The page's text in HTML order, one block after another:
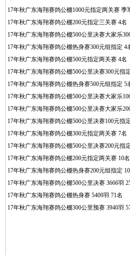
17年秋广东海翔赛鸽公棚1000元指定两关赛 季
17年秋广东海翔赛鸽公棚200元指定三关赛 4名
17年秋广东海翔赛鸽公棚500公里决赛大家乐
17年秋广东海翔赛鸽公棚热身赛300元组指定 4
17年秋广东海翔赛鸽公棚500元指定两关赛 4名
17年秋广东海翔赛鸽公棚500公里决赛300元指
17年秋广东海翔赛鸽公棚热身赛500元组指定 5
17年秋广东海翔赛鸽公棚500公里决赛大家乐
17年秋广东海翔赛鸽公棚500公里决赛大家乐
17年秋广东海翔赛鸽公棚500公里决赛100元指
17年秋广东海翔赛鸽公棚300元指定两关赛 7名
17年秋广东海翔赛鸽公棚500公里决赛200元指
17年秋广东海翔赛鸽公棚200元指定两关赛 10名
17年秋广东海翔赛鸽公棚热身赛200元组指定
17年秋广东海翔赛鸽公棚500公里决赛 3666羽
17年秋广东海翔赛鸽公棚热身赛 5409羽 71名
17年秋广东海翔赛鸽公棚300公里预赛 3940羽